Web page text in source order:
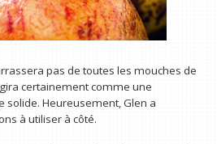
pas de toutes les mouches de
certainement comme une
Heureusement, Glen a
à utiliser à côté.